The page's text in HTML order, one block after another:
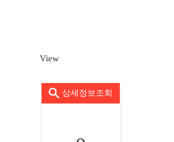
View
상세정보조회